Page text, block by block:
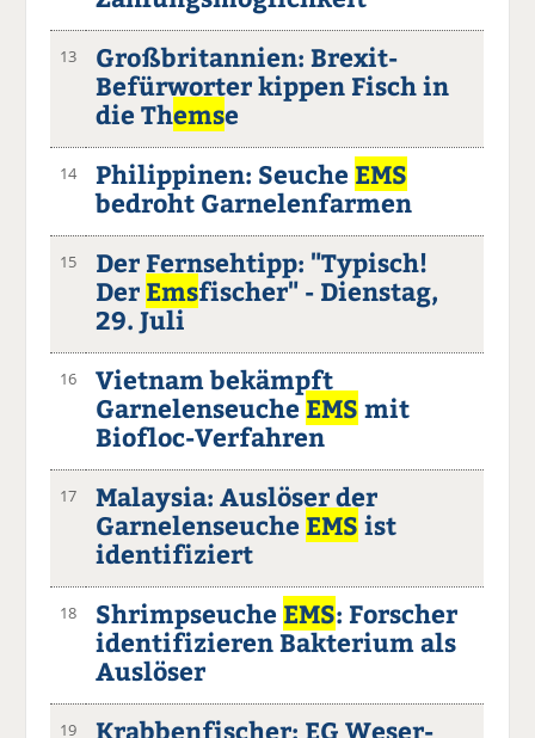
13
Großbritannien: Brexit-
Befürworter kippen Fisch in
die Themse
14 Philippinen: Seuche EMS
bedroht Garnelenfarmen
15
Der Fernsehtipp: "Typisch!
Der Emsfischer" - Dienstag,
29. Juli
16
Vietnam bekämpft
Garnelenseuche EMS mit
Biofloc-Verfahren
17
Malaysia: Auslöser der
Garnelenseuche EMS ist
identifiziert
18 Shrimpseuche EMS: Forscher
identifizieren Bakterium als
Auslöser
19
Krabbenfischer: EG Weser-